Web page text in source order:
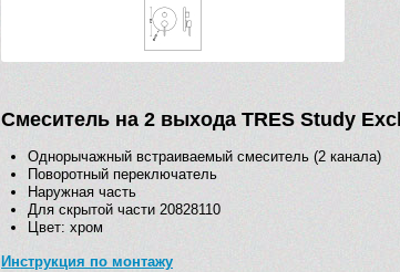
Смеситель на 2 выхода TRES Study
Однорычажный встраиваемый смеситель (2 канала)
Поворотный переключатель
Наружная часть
Для скрытой части 20828110
Цвет: хром
Инструкция по монтажу